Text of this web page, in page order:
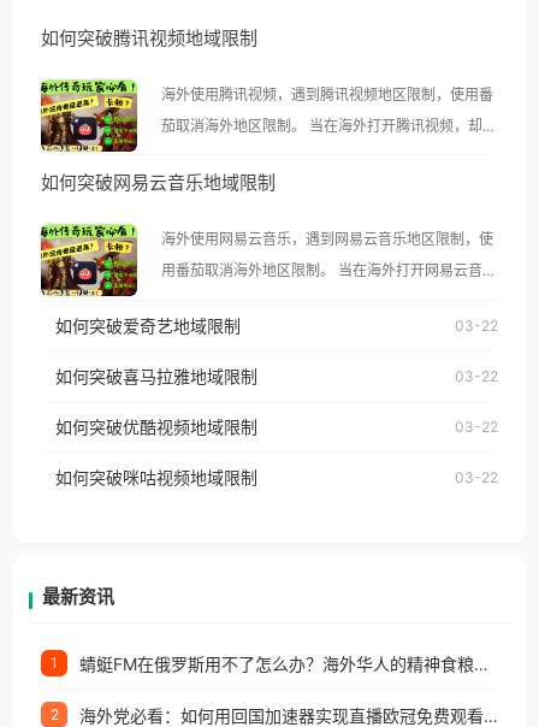
如何突破腾讯视频地域限制
海外使用腾讯视频，遇到腾讯视频地区限制，使用番
茄取消海外地区限制。 当在海外打开腾讯视频，却突
示语。 海外用户如香港、澳门、台湾、美国、加拿
像其他音乐平台一样，出现地区及版权限制问题，且
仅能在中国大陆地区播放。 遇到这个问题的朋友们，
使用番茄回国加速器，即可解决「海外用户收听腾讯
台湾、美国、加拿大、澳大利亚、欧洲等国家和地区
权限制所困扰。
如何突破网易云音乐地域限制
海外使用网易云音乐，遇到网易云音乐地区限制，使
用番茄取消海外地区限制。 当在海外打开网易云音
播放”的提示语。 海外用户如香港、澳门、台湾、美
国、加拿大、澳大利亚、欧洲等国家和地区时，网易
制问题，且仅能在中国大陆地区播放。 遇到这个问题
户收听网易云音乐地区版权限制」的问题，无论人在
如何突破爱奇艺地域限制 03-22
如何突破喜马拉雅地域限制 03-22
如何突破优酷视频地域限制 03-22
如何突破咪咕视频地域限制 03-22
最新资讯
1 蜻蜓FM在俄罗斯用不了怎么办？海外华人的精神食粮补给方案
2 海外党必看：如何用回国加速器实现直播欧冠免费观看？附影视音乐全攻略